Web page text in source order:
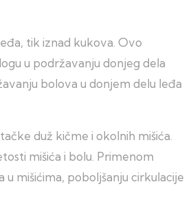
tik iznad kukova. Ovo
u podržavanju donjeg dela
bolova u donjem delu leđa
duž kičme i okolnih mišića.
mišića i bolu. Primenom
mišićima, poboljšanju cirkulacije